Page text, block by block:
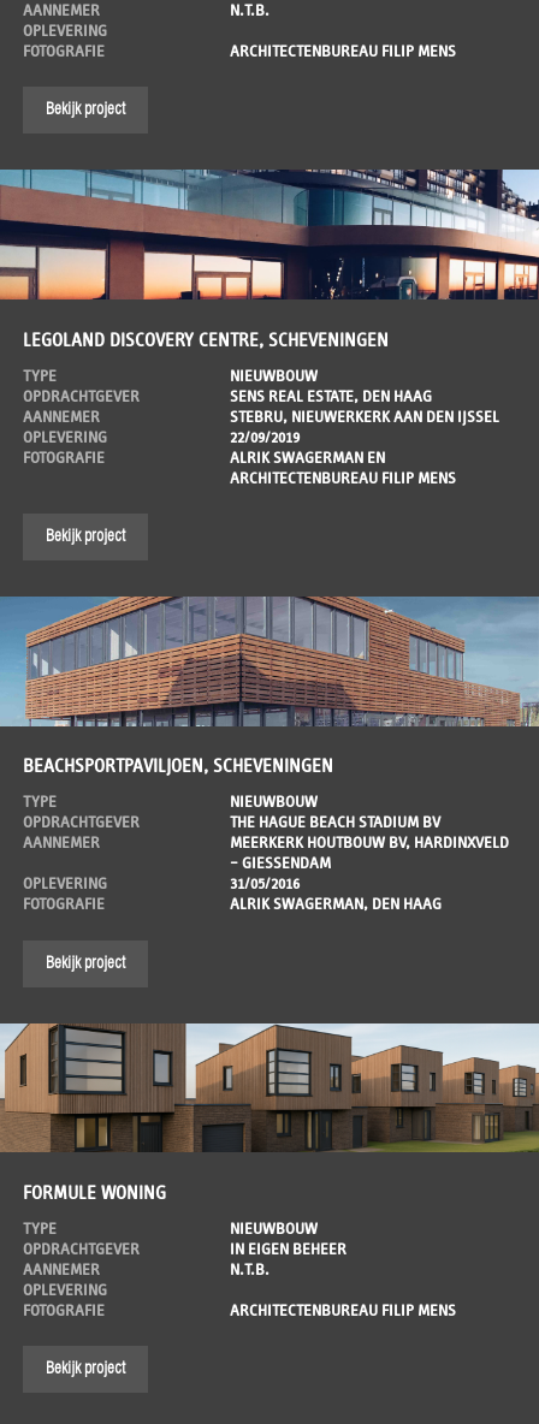
AANNEMER
N.T.B.
OPLEVERING
FOTOGRAFIE
ARCHITECTENBUREAU FILIP MENS
Bekijk project
LEGOLAND DISCOVERY CENTRE, SCHEVENINGEN
TYPE
NIEUWBOUW
OPDRACHTGEVER
SENS REAL ESTATE, DEN HAAG
AANNEMER
STEBRU, NIEUWERKERK AAN DEN IJSSEL
OPLEVERING
22/09/2019
FOTOGRAFIE
ALRIK SWAGERMAN EN
ARCHITECTENBUREAU FILIP MENS
Bekijk project
BEACHSPORTPAVILJOEN, SCHEVENINGEN
TYPE
NIEUWBOUW
OPDRACHTGEVER
THE HAGUE BEACH STADIUM BV
AANNEMER
MEERKERK HOUTBOUW BV, HARDINXVELD
– GIESSENDAM
OPLEVERING
31/05/2016
FOTOGRAFIE
ALRIK SWAGERMAN, DEN HAAG
Bekijk project
FORMULE WONING
TYPE
NIEUWBOUW
OPDRACHTGEVER
IN EIGEN BEHEER
AANNEMER
N.T.B.
OPLEVERING
FOTOGRAFIE
ARCHITECTENBUREAU FILIP MENS
Bekijk project